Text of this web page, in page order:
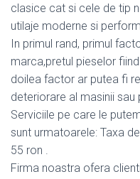
clasice cat si cele de tip
utilaje moderne si
In primul rand, primul
marca,pretul pieselor
doilea factor ar putea fi
deteriorare al masinii sau
Serviciile pe care le
sunt urmatoarele: Taxa
55 ron .
Firma noastra ofera